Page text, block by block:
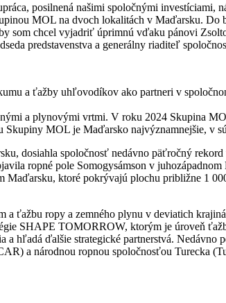
posilnená našimi spoločnými
MOL na dvoch lokalitách v Maďarsku.
som chcel vyjadriť úprimnú vďaku pánovi
predstavenstva a generálny riaditeľ
a ťažby uhľovodíkov ako partneri v
a plynovými vrtmi. V roku 2024 Skupina
MOL je Maďarsko najvýznamnejšie, v
dosiahla spoločnosť nedávno päťročný
ropné pole Somogysámson v
Maďarsku, ktoré pokrývajú plochu približne 1
ťažbu ropy a zemného plynu v deviatich
SHAPE TOMORROW, ktorým je úroveň
hľadá ďalšie strategické partnerstvá. Nedávno
a národnou ropnou spoločnosťou Turecka